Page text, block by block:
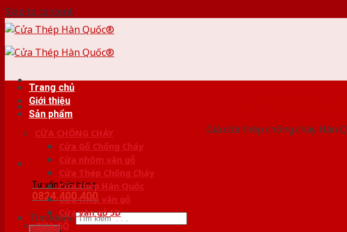
Skip to content
Giá cửa thép chống cháy Hàn
Tư vấn bán hàng
0824.400.400
Tìm kiếm:
Trang chủ
Giới thiệu
Sản phẩm
CỬA CHỐNG CHÁY
Cửa Gỗ Chống Cháy
Cửa nhôm vân gỗ
Cửa Thép Chống Cháy
Cửa thép Hàn Quốc
Cửa thép vân gỗ
Cửa vân gỗ 5D
CỬA GỖ